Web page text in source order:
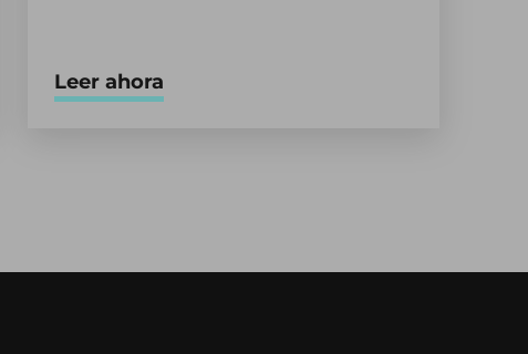
Leer ahora